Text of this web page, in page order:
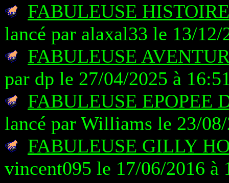
FABULEUSE
lancé par alaxal33 le 13/12/
FABULEUSE
par dp le 27/04/2025 à
FABULEUSE EPOPEE
lancé par Williams le 23/
FABULEUSE GILLY
vincent095 le 17/06/2016 à